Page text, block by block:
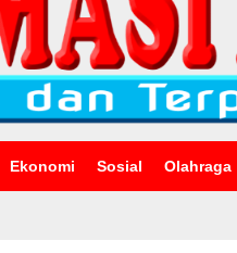
Ekonomi Sosial Olahraga